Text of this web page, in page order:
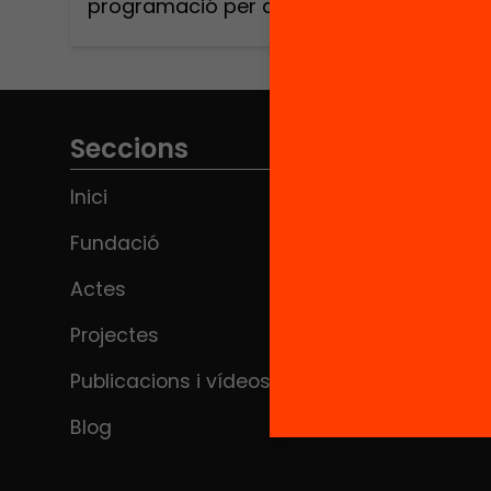
programació per a tots els infants. Un
programació, descobrirem la relació
i la igualtat d’oportunitats i aprendrem
com dur-ho a la pràctica
amb l’experiència de […]
Seccions
Inici
Fundació
Actes
Projectes
Publicacions i vídeos
Blog